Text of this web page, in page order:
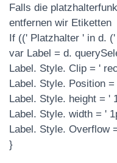
Falls die
entfernen wir Etiketten
If ((' Platzhalter ' in d.
var Label = d.
Label. Style. Clip = '
Label. Style. Position
Label. Style. height = '
Label. Style. width = '
Label. Style. Overflow
}